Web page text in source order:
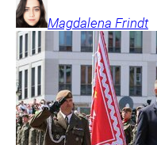
Magdalena Frindt